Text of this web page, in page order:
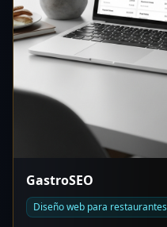
GastroSEO
Diseño web para restaurantes